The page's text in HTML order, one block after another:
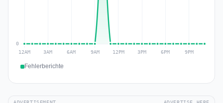
Fehlerberichte